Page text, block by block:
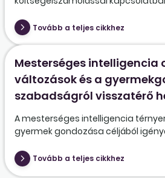
Tovább a teljes cikkhez
Mesterséges intelligencia
változások és a
szabadságról visszatérő
A mesterséges intelligencia
gyermek gondozása céljából
Tovább a teljes cikkhez